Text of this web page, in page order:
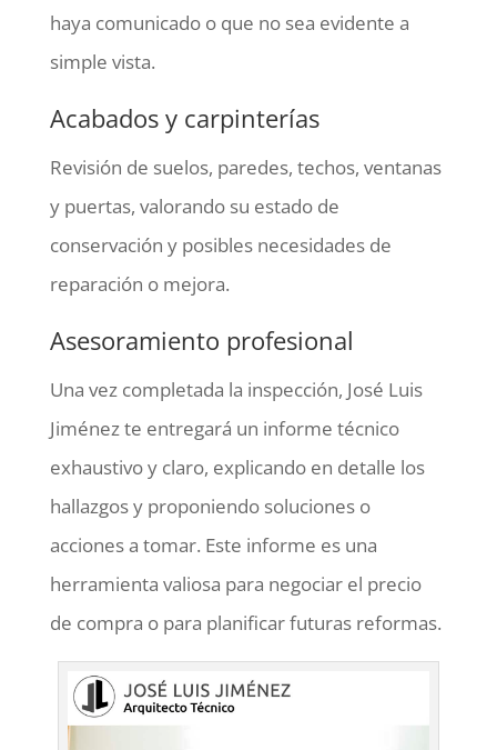
haya comunicado o que no sea evidente a
simple vista.
Acabados y carpinterías
Revisión de suelos, paredes, techos, ventanas
y puertas, valorando su estado de
conservación y posibles necesidades de
reparación o mejora.
Asesoramiento profesional
Una vez completada la inspección, José Luis
Jiménez te entregará un informe técnico
exhaustivo y claro, explicando en detalle los
hallazgos y proponiendo soluciones o
acciones a tomar. Este informe es una
herramienta valiosa para negociar el precio
de compra o para planificar futuras reformas.